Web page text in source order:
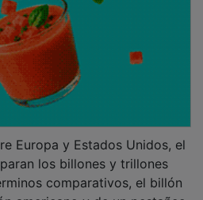
los billones y trillones
comparativos, el billón
americano y de un pestañeo